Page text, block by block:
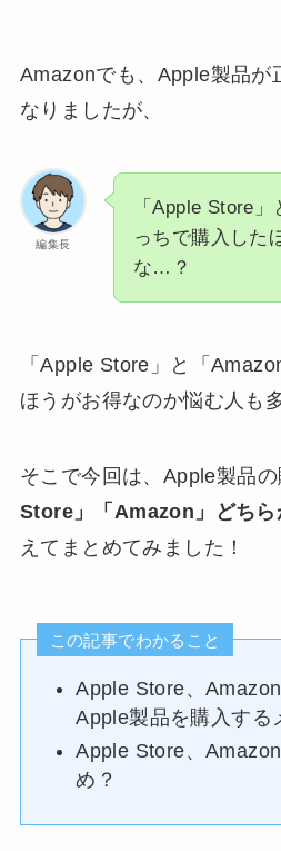
Amazonでも、Apple製品が
なりましたが、
編集長
「Apple Store
っちで購入した
な…？
「Apple Store」と「
ほうがお得なのか悩む人も
そこで今回は、Apple製品の
Store」「Amazon」どちら
えてまとめてみました！
この記事でわかること
Apple Store、
Apple製品を購入する
Apple Store、
め？